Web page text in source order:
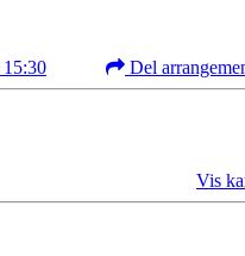
15:30 Del
Vis